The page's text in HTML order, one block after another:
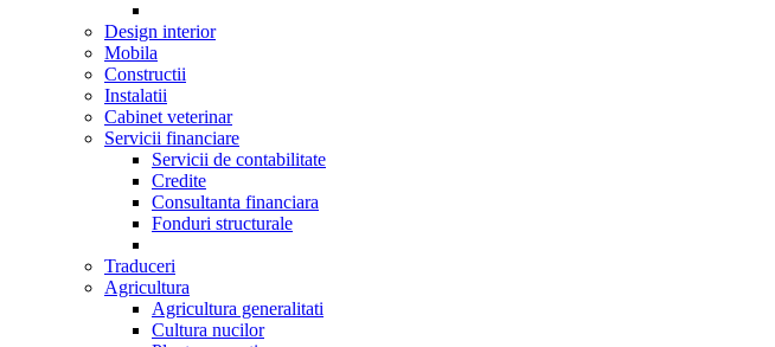
Design interior
Mobila
Constructii
Instalatii
Cabinet veterinar
Servicii financiare
Servicii de contabilitate
Credite
Consultanta financiara
Fonduri structurale
Traduceri
Agricultura
Agricultura generalitati
Cultura nucilor